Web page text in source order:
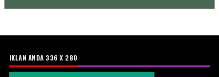
IKLAN ANDA 336 X 280